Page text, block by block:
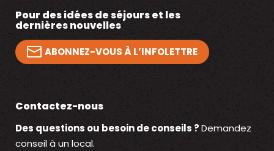
Pour des idées de séjours et les
dernières nouvelles
ABONNEZ-VOUS À L’INFOLETTRE
Contactez-nous
Des questions ou besoin de conseils ?Demandez
conseil à un local.